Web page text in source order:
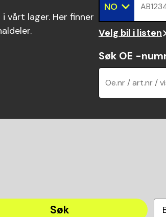
vårt lager. Her finner
NO
Velg bil i listen
Søk OE -
Oe.nr / art.nr /
Søk